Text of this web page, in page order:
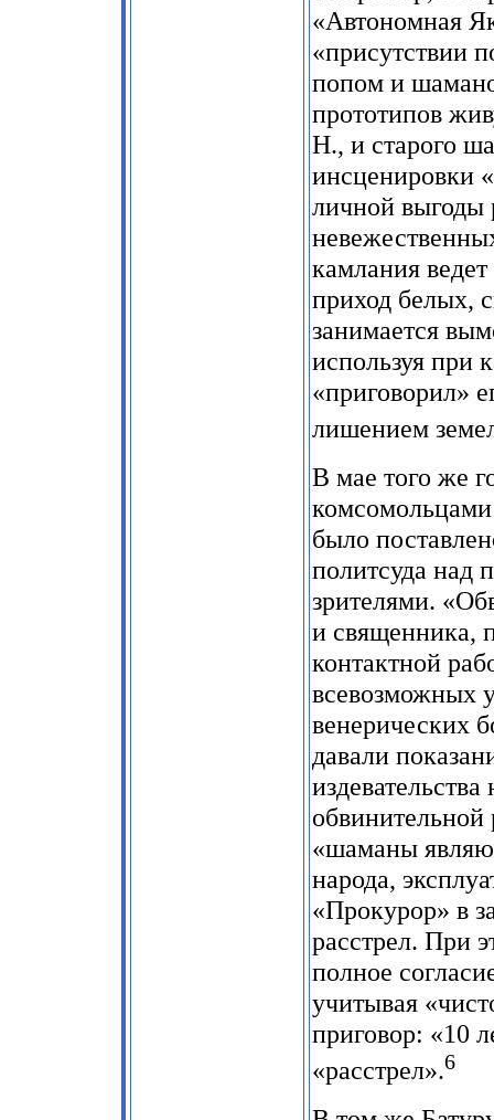
«Автономная
«присутствии
попом и
прототипов
Н., и старого
инсценировки
личной выгоды
камлания
приход белых,
занимается
используя при
«приговорил»
лишением
В мае того же
было
политсуда над
зрителями.
и священника,
контактной
всевозможных
венерических
давали
обвинительной
«шаманы
народа,
«Прокурор» в
расстрел. При
полное
учитывая
приговор: «10
«расстрел».6